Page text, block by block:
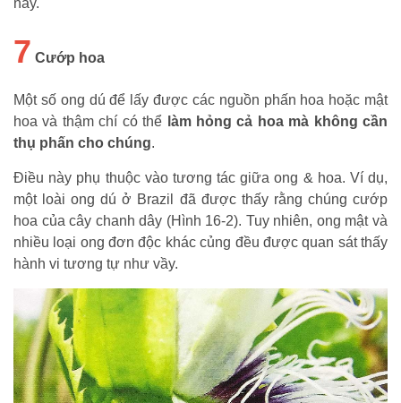
7 Cướp hoa
Một số ong dú để lấy được các nguồn phấn hoa hoặc mật
hoa và thậm chí có thể làm hỏng cả hoa mà không cần
thụ phấn cho chúng.
Điều này phụ thuộc vào tương tác giữa ong & hoa. Ví dụ,
một loài ong dú ở Brazil đã được thấy rằng chúng cướp
hoa của cây chanh dây (Hình 16-2). Tuy nhiên, ong mật và
nhiều loại ong đơn độc khác củng đều được quan sát thấy
hành vi tương tự như vầy.